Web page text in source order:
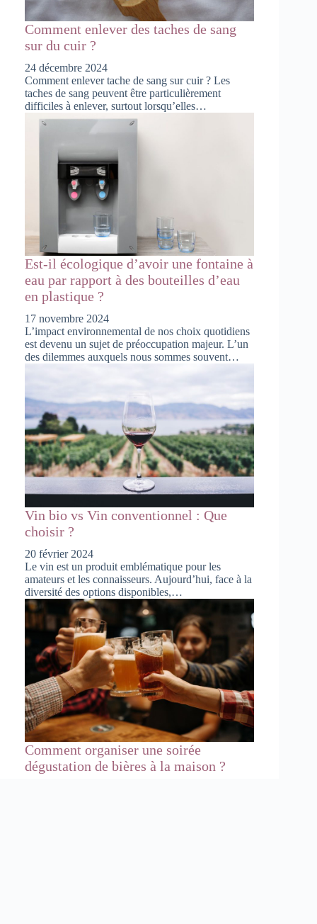
Comment enlever des taches de sang
sur du cuir ?
24 décembre 2024
Comment enlever tache de sang sur cuir ? Les
taches de sang peuvent être particulièrement
difficiles à enlever, surtout lorsqu’elles…
Est-il écologique d’avoir une fontaine à
eau par rapport à des bouteilles d’eau
en plastique ?
17 novembre 2024
L’impact environnemental de nos choix quotidiens
est devenu un sujet de préoccupation majeur. L’un
des dilemmes auxquels nous sommes souvent…
Vin bio vs Vin conventionnel : Que
choisir ?
20 février 2024
Le vin est un produit emblématique pour les
amateurs et les connaisseurs. Aujourd’hui, face à la
diversité des options disponibles,…
Comment organiser une soirée
dégustation de bières à la maison ?